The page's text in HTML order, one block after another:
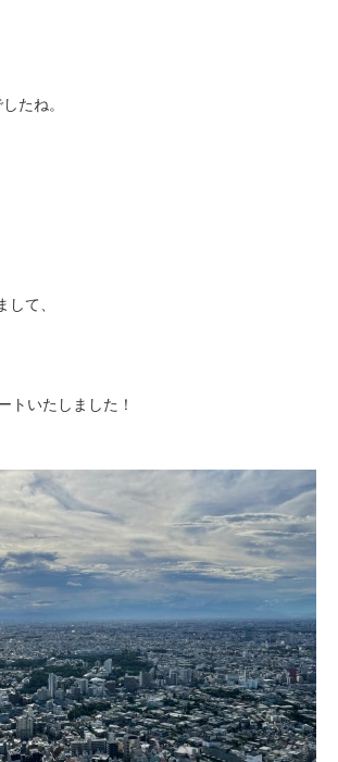
たね。
て、
トいたしました！